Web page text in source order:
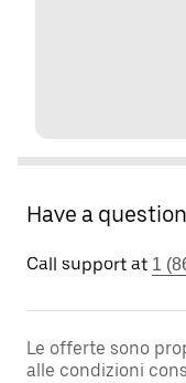
Have a
Call support at 1
Le offerte sono
alle condizioni